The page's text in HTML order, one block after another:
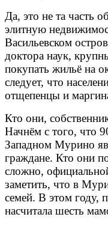
Да, это не та часть
элитную
Васильевском
доктора наук,
покупать жильё на
следует, что
отщепенцы и
Кто они,
Начнём с того, что
Западном Мурино
граждане. Кто они
сложно,
заметить, что в
семей. В этом году,
насчитала шесть